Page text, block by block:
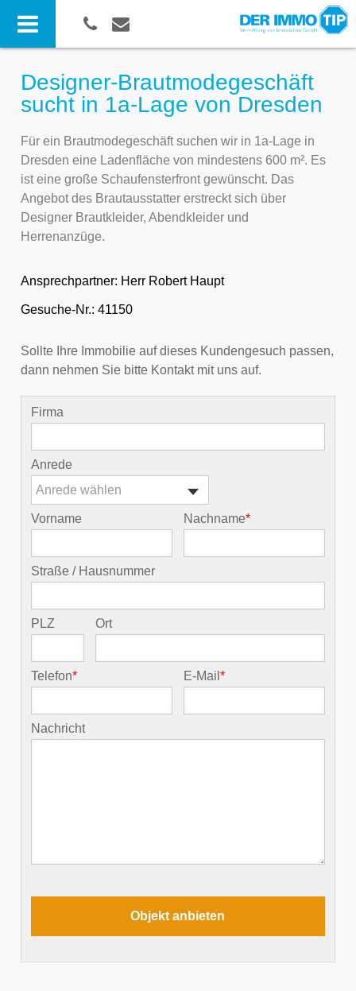
Designer-Brautmodegeschäft
sucht in 1a-Lage von Dresden
Für ein Brautmodegeschäft suchen wir in 1a-Lage in
Dresden eine Ladenfläche von mindestens 600 m². Es
ist eine große Schaufensterfront gewünscht. Das
Angebot des Brautausstatter erstreckt sich über
Designer Brautkleider, Abendkleider und
Herrenanzüge.
Ansprechpartner: Herr Robert Haupt
Gesuche-Nr.: 41150
Sollte Ihre Immobilie auf dieses Kundengesuch passen,
dann nehmen Sie bitte Kontakt mit uns auf.
Firma
Anrede
Anrede wählen
Vorname Nachname*
Straße / Hausnummer
PLZ Ort
Telefon* E-Mail*
Nachricht